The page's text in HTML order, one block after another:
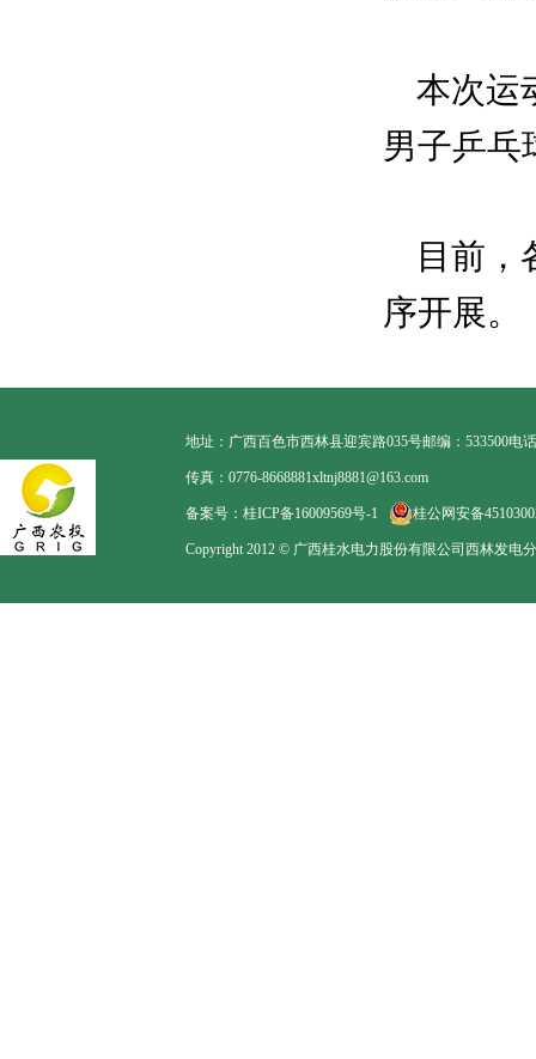
本次运
男子乒乓
目前，
序开展。
地址：广西百色市西林县迎宾路035号邮编：533500电
传真：0776-8668881xltnj8881@163.com
备案号：桂ICP备16009569号-1 桂公网安备
Copyright 2012 © 广西桂水电力股份有限公司西林发电